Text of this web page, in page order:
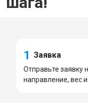
1 Заявка
Отправьте заявку
направление, вес